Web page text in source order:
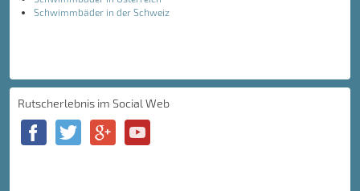
Schwimmbäder in der Schweiz
Rutscherlebnis im Social Web